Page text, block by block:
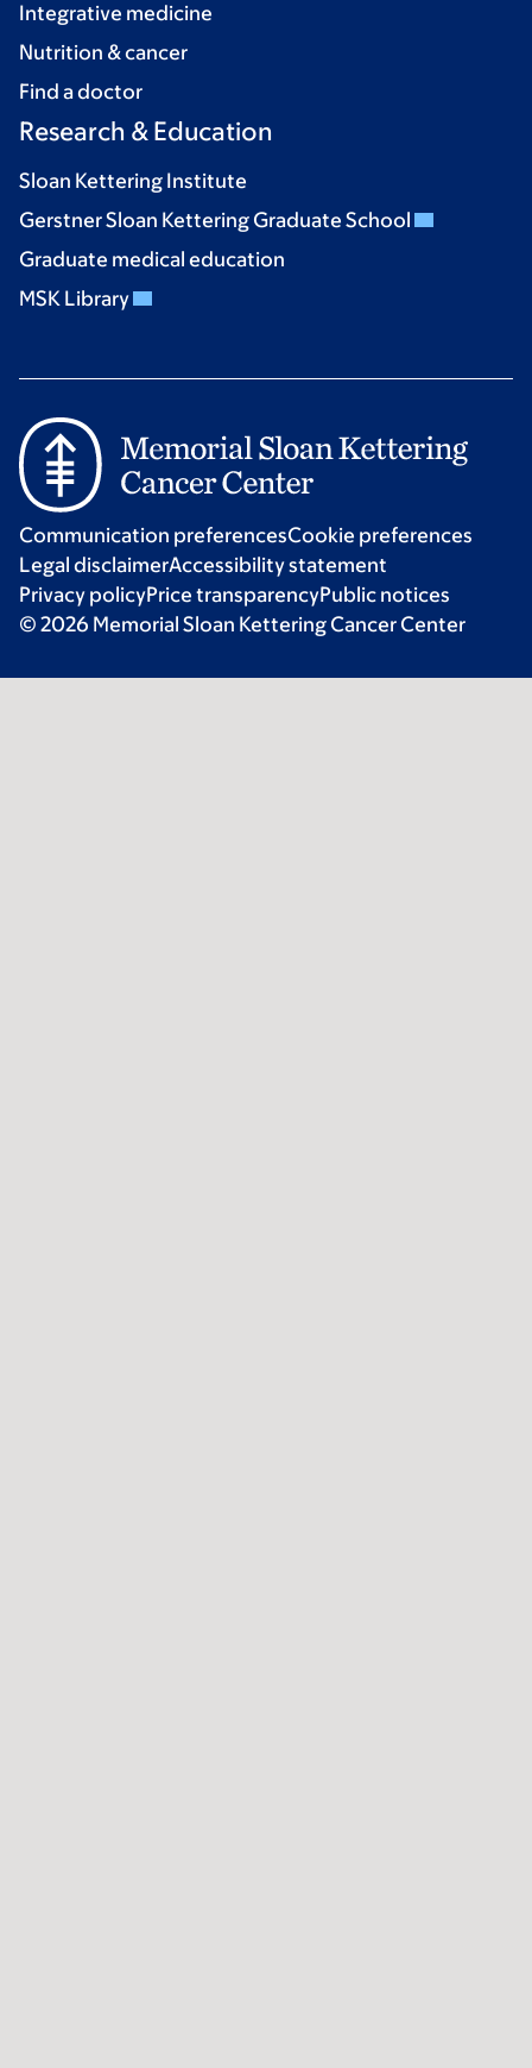
Integrative medicine
Nutrition & cancer
Find a doctor
Research & Education
Sloan Kettering Institute
Gerstner Sloan Kettering Graduate School
Graduate medical education
MSK Library
Communication preferencesCookie preferences
Legal disclaimerAccessibility statement
Privacy policyPrice transparencyPublic notices
© 2026 Memorial Sloan Kettering Cancer Center